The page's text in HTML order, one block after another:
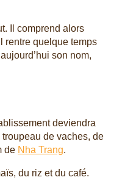
Il comprend alors
rentre quelque temps
son nom,
deviendra
de vaches, de
de Nha Trang.
du riz et du café.